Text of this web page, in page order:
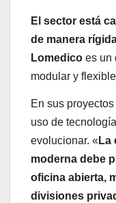
El sector está
de manera
Lomedico es un
modular y
En sus
uso de
evolucionar. « La
moderna debe
oficina abierta,
divisiones